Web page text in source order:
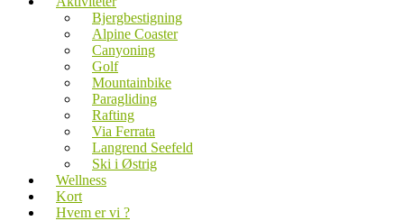
Bjergbestigning
Alpine Coaster
Canyoning
Golf
Mountainbike
Paragliding
Rafting
Via Ferrata
Langrend Seefeld
Ski i Østrig
Wellness
Kort
Hvem er vi ?